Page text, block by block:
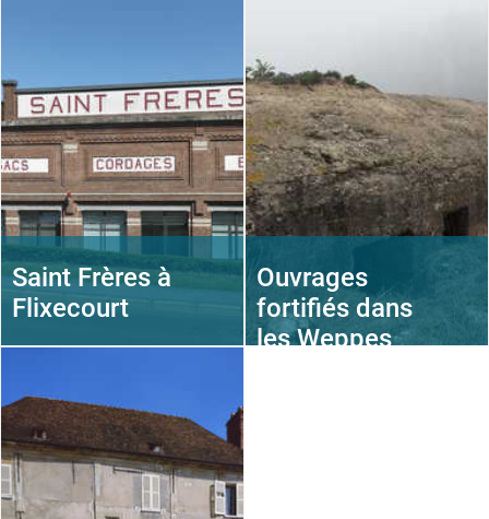
Saint Frères à
Flixecourt
Ouvrages
fortifiés dans
les Weppes